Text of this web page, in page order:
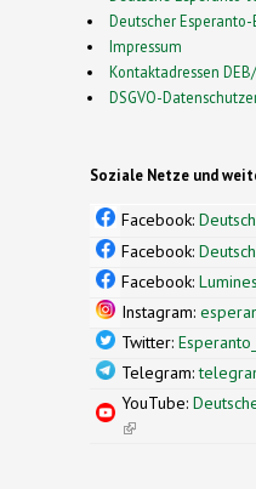
Deutscher Esperanto-
Impressum
Kontaktadressen DEB/
DSGVO-
Soziale Netze und
Facebook:
Facebook:
Facebook:
Instagram:
Twitter:
Telegram:
YouTube:
(link is external)